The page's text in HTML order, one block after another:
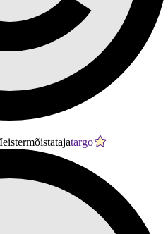
targo